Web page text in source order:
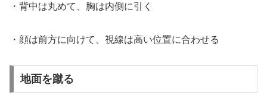
・背中は丸めて、胸は内側に引く
・顔は前方に向けて、視線は高い位置に合わせる
地面を蹴る